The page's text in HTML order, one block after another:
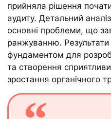
прийняла рішення
аудиту. Детальний
основні проблеми, що
ранжуванню. Результати
фундаментом для
та створення
зростання органічного